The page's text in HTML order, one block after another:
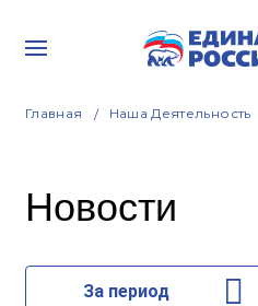
Главная Наша Деятельность
Новости
За период